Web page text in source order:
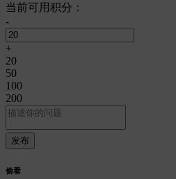
当前可用积分：
-
+
20
50
100
200
偷看